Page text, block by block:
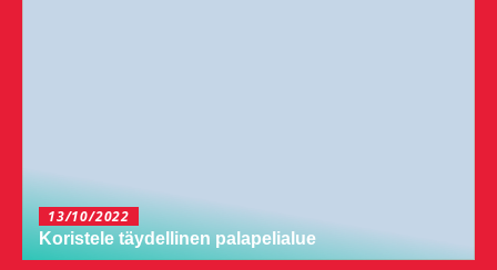
13/10/2022
Koristele täydellinen palapelialue